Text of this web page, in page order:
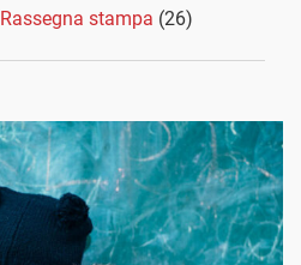
Rassegna stampa (26)